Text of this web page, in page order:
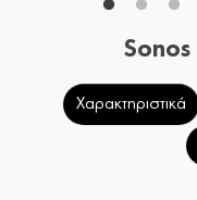
Χαρακτηριστικά